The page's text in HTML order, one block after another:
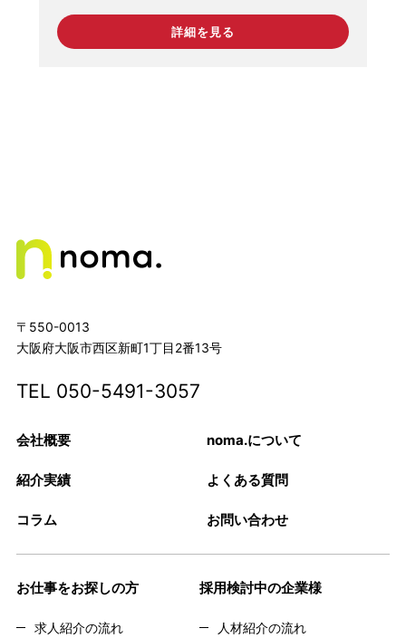
詳細を見る
〒550-0013
大阪府大阪市西区新町1丁目2番13号
TEL 050-5491-3057
会社概要 noma.について
紹介実績 よくある質問
コラム お問い合わせ
お仕事をお探しの方
求人紹介の流れ
採用検討中の企業様
人材紹介の流れ